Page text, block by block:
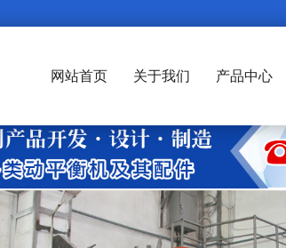
网站首页 关于我们 产品中心